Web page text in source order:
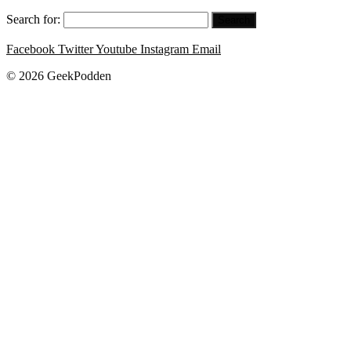
Search for:
Facebook TwitterYoutube Instagram Email
© 2026 GeekPodden